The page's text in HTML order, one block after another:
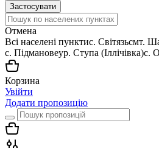
Застосувати
Отмена
Всі населені пунктиc. Світязьсмт.
с. Підмановеур. Ступа (Іллічівка)с.
Корзина
Увійти
Додати пропозицію